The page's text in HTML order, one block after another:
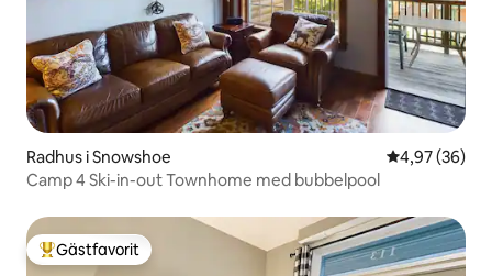
Radhus i Snowshoe 4,97 av 5 i
4,97 (36)
Camp 4 Ski-in-out Townhome med bubbelpool
Populär gästfavorit
Gästfavorit